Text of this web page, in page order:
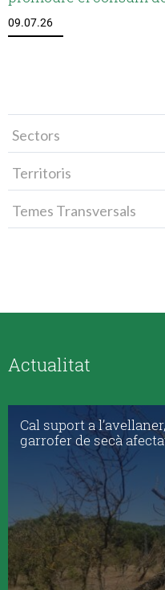
09.07.26
Sectors
Territoris
Temes Transversals
Actualitat
Cal suport a
garrofer de secà